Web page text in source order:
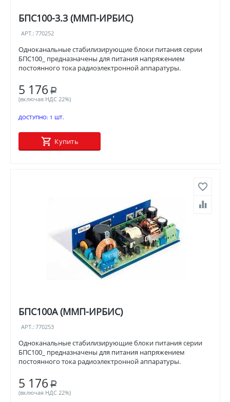
БПС100-3.3 (ММП-ИРБИС)
АРТ.: 770252
Одноканальные стабилизирующие блоки питания серии
БПС100_ предназначены для питания напряжением
постоянного тока радиоэлектронной аппаратуры.
5 176 Р
(включая НДС 22%)
ДОСТУПНО: 1 ШТ.
Купить
БПС100А (ММП-ИРБИС)
АРТ.: 770253
Одноканальные стабилизирующие блоки питания серии
БПС100_ предназначены для питания напряжением
постоянного тока радиоэлектронной аппаратуры.
5 176 Р
(включая НДС 22%)